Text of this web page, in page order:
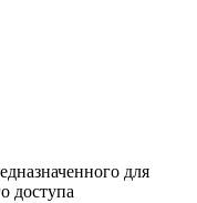
для
доступа